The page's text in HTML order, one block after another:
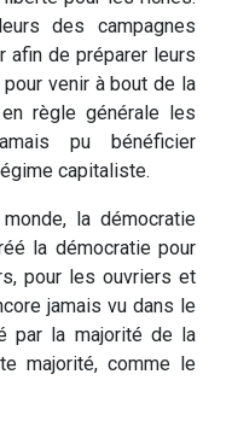
des campagnes
afin de préparer leurs
venir à bout de la
règle générale les
pu bénéficier
capitaliste.
la démocratie
la démocratie pour
pour les ouvriers et
jamais vu dans le
par la majorité de la
majorité, comme le